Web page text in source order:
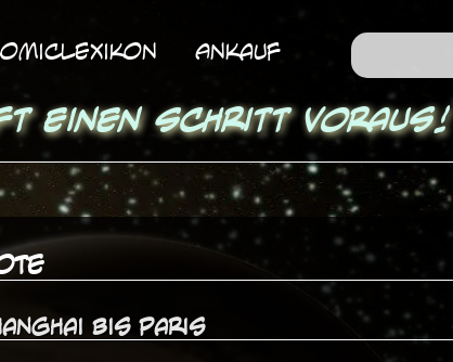
Ankauf
einen Schritt voraus!
bis Paris